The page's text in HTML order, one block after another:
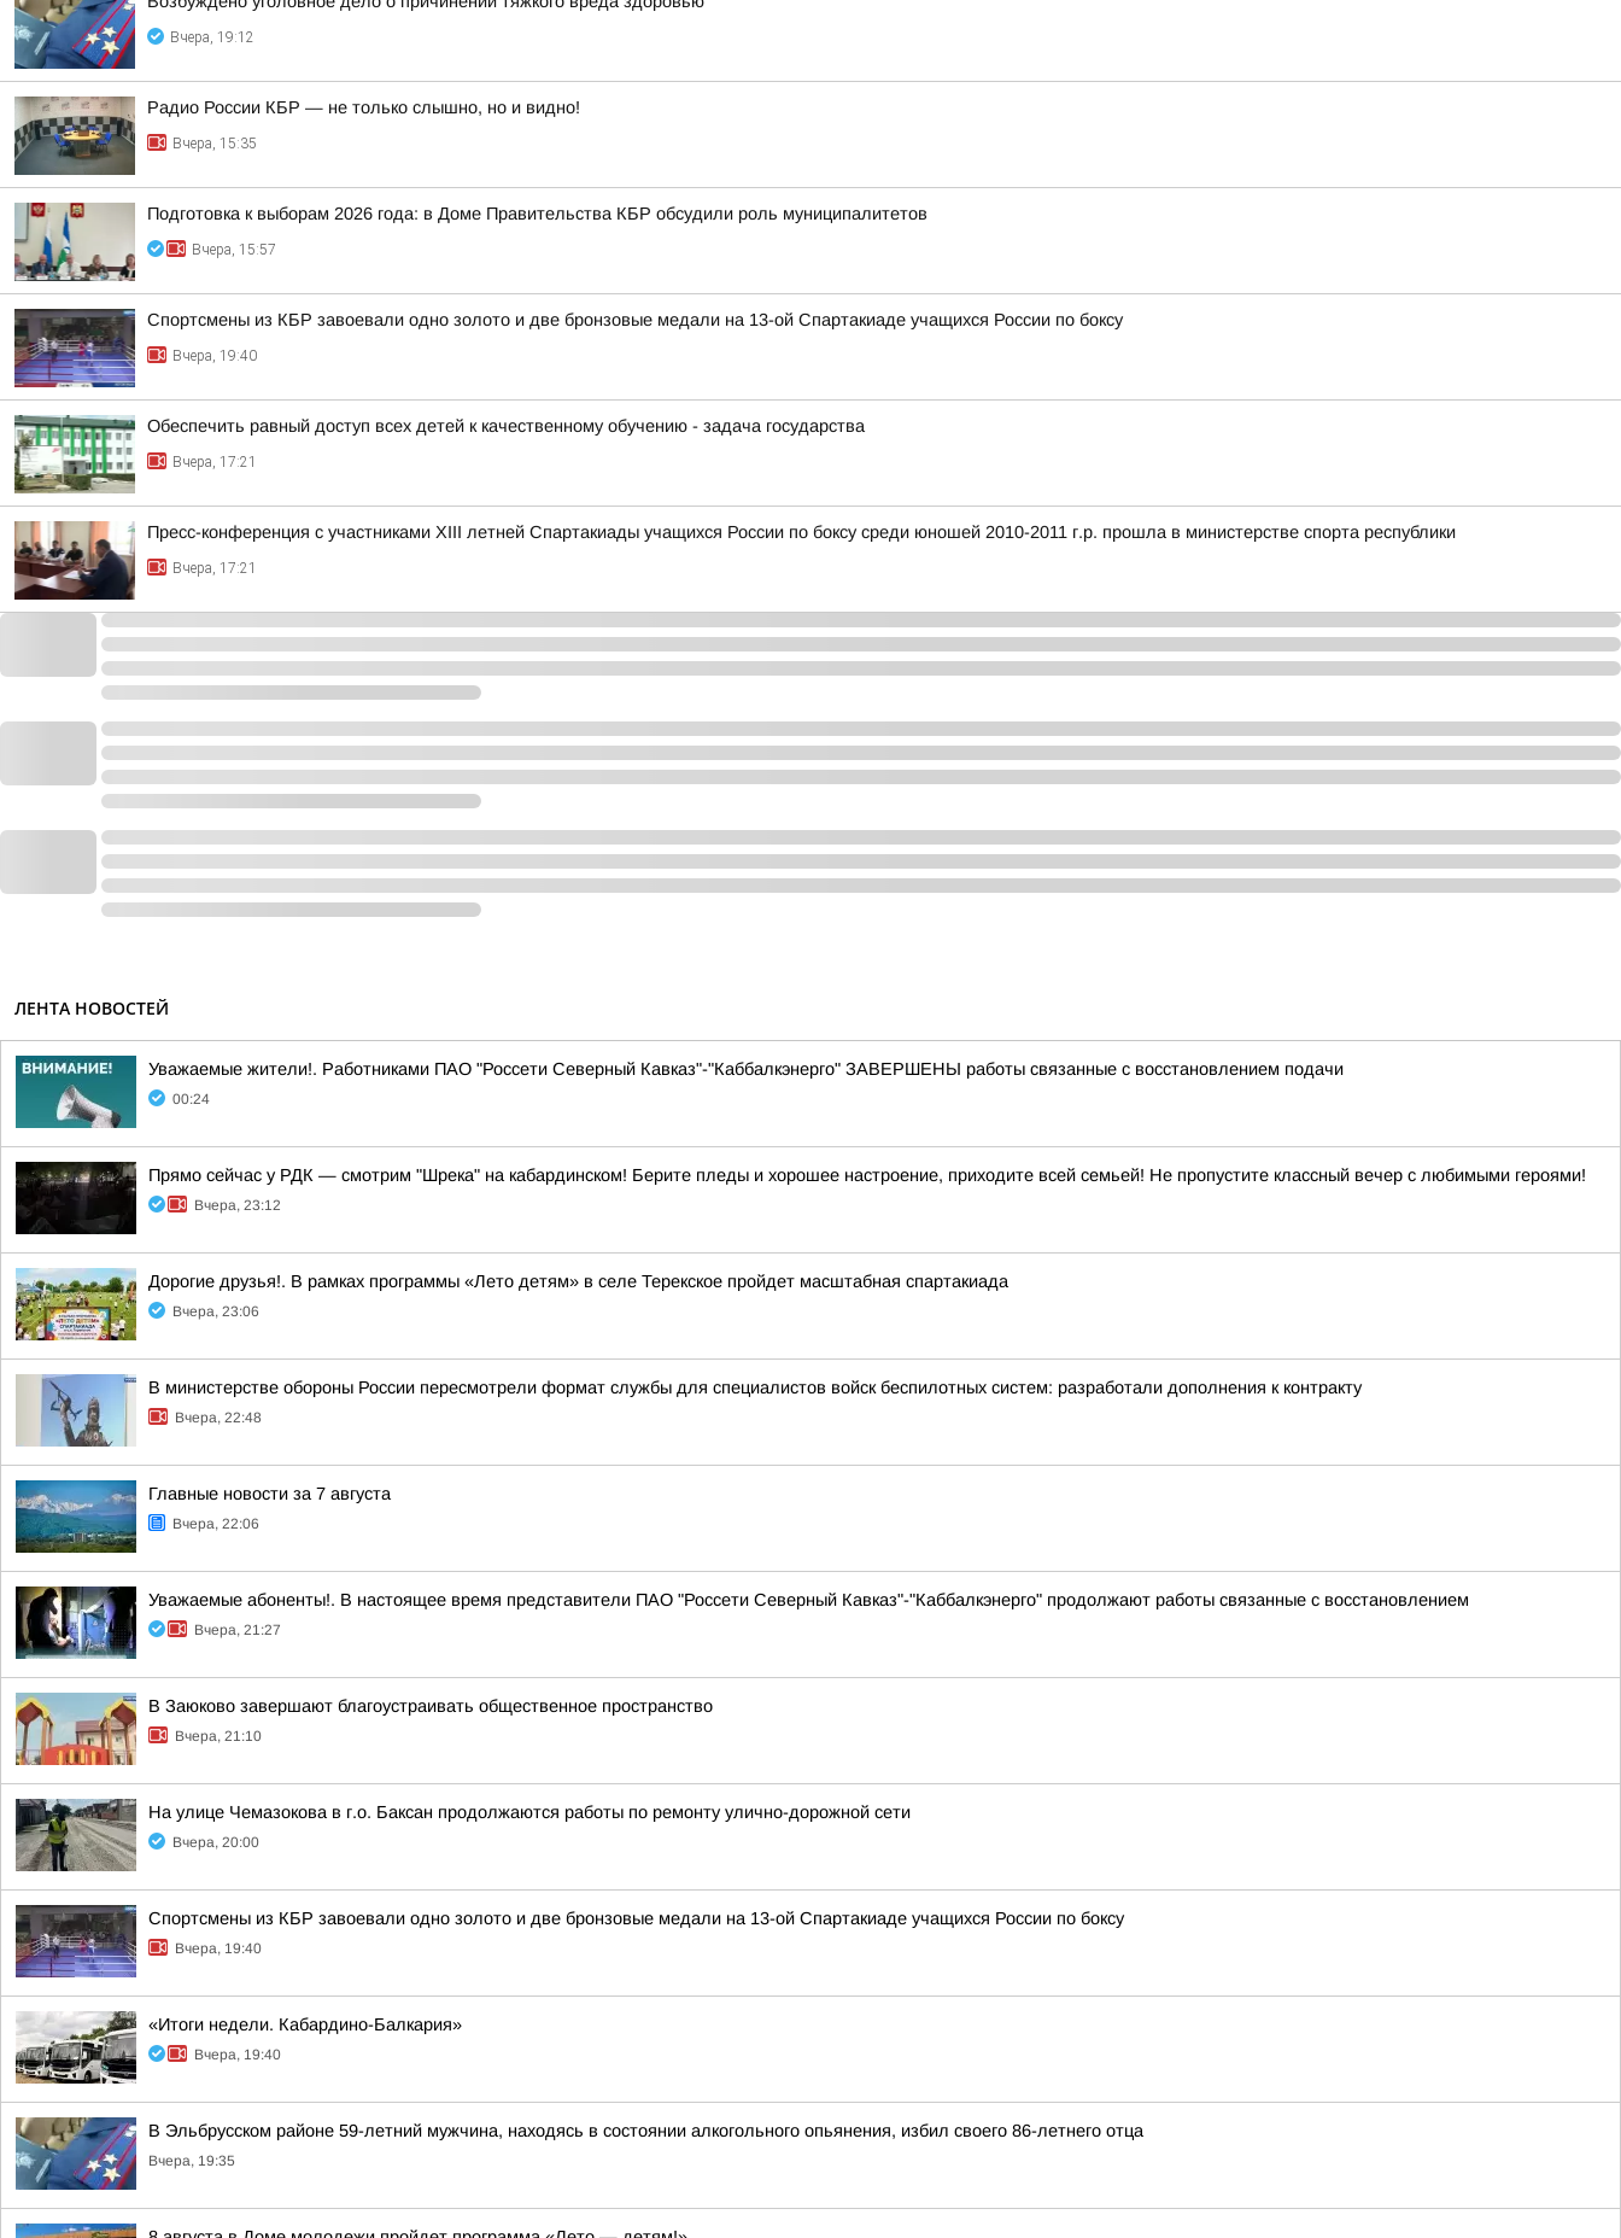
Вчера, 19:12
Радио России КБР — не только слышно, но и видно!
Вчера, 15:35
Подготовка к выборам 2026 года: в Доме Правительства КБР обсудили роль муниципалитетов
Вчера, 15:57
Спортсмены из КБР завоевали одно золото и две бронзовые медали на 13-ой Спартакиаде учащихся России по боксу
Вчера, 19:40
Обеспечить равный доступ всех детей к качественному обучению - задача государства
Вчера, 17:21
Пресс-конференция с участниками XIII летней Спартакиады учащихся России по боксу среди юношей 2010-2011 г.р. прошла в министерстве спорта республики
Вчера, 17:21
ЛЕНТА НОВОСТЕЙ
Уважаемые жители!. Работниками ПАО "Россети Северный Кавказ"-"Каббалкэнерго" ЗАВЕРШЕНЫ работы связанные с восстановлением подачи
00:24
Прямо сейчас у РДК — смотрим "Шрека" на кабардинском! Берите пледы и хорошее настроение, приходите всей семьей! Не пропустите классный вечер с любимыми героями!
Вчера, 23:12
Дорогие друзья!. В рамках программы «Лето детям» в селе Терекское пройдет масштабная спартакиада
Вчера, 23:06
В министерстве обороны России пересмотрели формат службы для специалистов войск беспилотных систем: разработали дополнения к контракту
Вчера, 22:48
Главные новости за 7 августа
Вчера, 22:06
Уважаемые абоненты!. В настоящее время представители ПАО "Россети Северный Кавказ"-"Каббалкэнерго" продолжают работы связанные с восстановлением
Вчера, 21:27
В Заюково завершают благоустраивать общественное пространство
Вчера, 21:10
На улице Чемазокова в г.о. Баксан продолжаются работы по ремонту улично-дорожной сети
Вчера, 20:00
Спортсмены из КБР завоевали одно золото и две бронзовые медали на 13-ой Спартакиаде учащихся России по боксу
Вчера, 19:40
«Итоги недели. Кабардино-Балкария»
Вчера, 19:40
В Эльбрусском районе 59-летний мужчина, находясь в состоянии алкогольного опьянения, избил своего 86-летнего отца
Вчера, 19:35